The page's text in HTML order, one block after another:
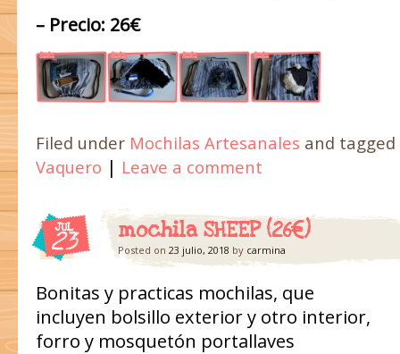
– Precio: 26€
Filed under Mochilas Artesanales and tagged
Vaquero | Leave a comment
JUL
23 mochila SHEEP (26€)
Posted on 23 julio, 2018 by carmina
Bonitas y practicas mochilas, que
incluyen bolsillo exterior y otro interior,
forro y mosquetón portallaves